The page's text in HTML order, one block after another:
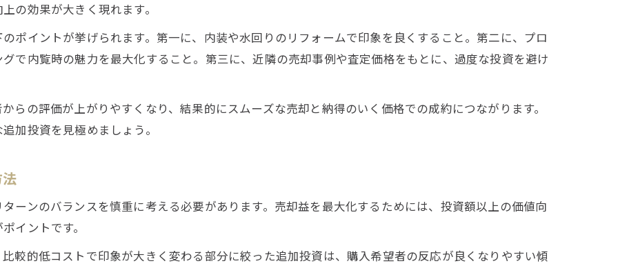
大阪府での不動産売却益シミュレーション活用術
追加投資による不動産売却益の違いと実例
追加投資が必要な場面と判断ポイント
大阪府の不動産売却で追加投資が有効なケース
売却益を意識した追加投資の見極めポイント
不動産売却時に役立つ税金対策の基本
不動産売却益 税金計算ツールの活用方法
売却益の税率を理解し追加投資時に備える
の効果が大きく現れます。
ポイントが挙げられます。第一に、内装や水回りのリフォームで印象を良くすること。第二に、プロ
で内覧時の魅力を最大化すること。第三に、近隣の売却事例や査定価格をもとに、過度な投資を避け
らの評価が上がりやすくなり、結果的にスムーズな売却と納得のいく価格での成約につながります。
加投資を見極めましょう。
ーンのバランスを慎重に考える必要があります。売却益を最大化するためには、投資額以上の価値向
イントです。
較的低コストで印象が大きく変わる部分に絞った追加投資は、購入希望者の反応が良くなりやすい傾